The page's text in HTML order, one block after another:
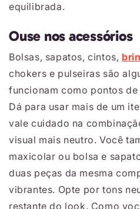
equilibrada.
Ouse nos acessórios
Bolsas, sapatos, cintos,
chokers e pulseiras são
funcionam como pontos
Dá para usar mais de um
vale cuidado na
visual mais neutro. Você
maxicolar ou bolsa e
duas peças da mesma
vibrantes. Opte por tons
restante do look. Como